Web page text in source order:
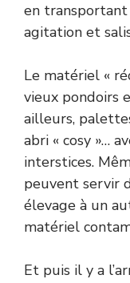
en transportant
agitation et
Le matériel «
vieux pondoirs
ailleurs,
abri « cosy »…
interstices.
peuvent servir
élevage à un
matériel
Et puis il y a